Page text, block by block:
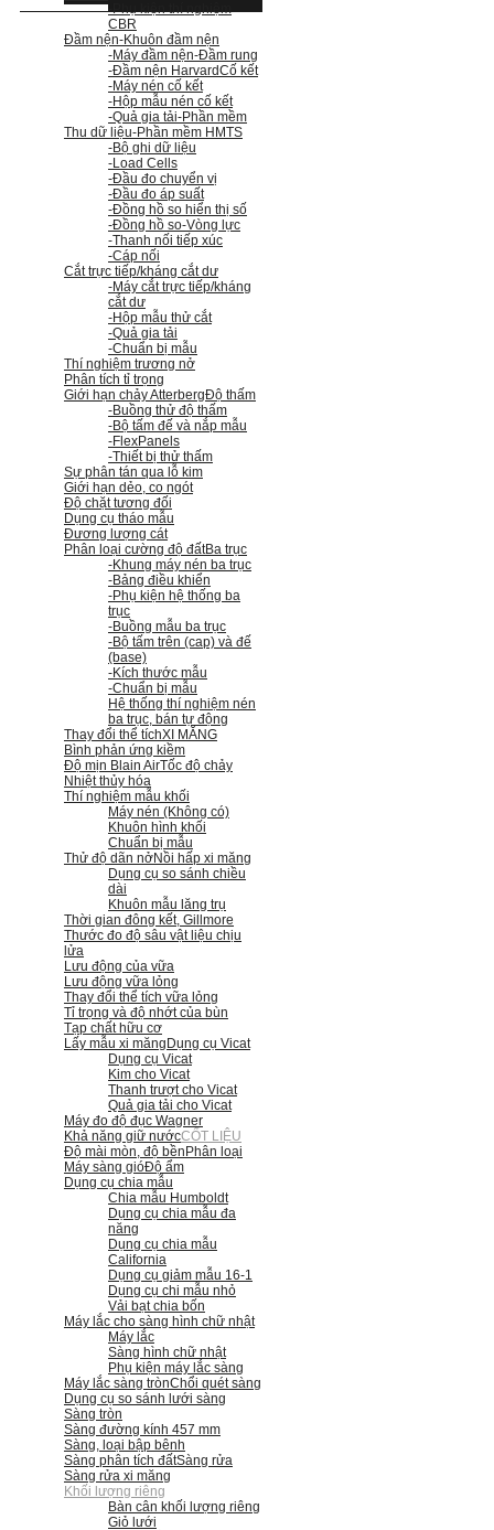
-Phụ kiện thí nghiệm
CBR
Đầm nện-Khuôn đầm nện
-Máy đầm nện-Đầm rung
-Đầm nện HarvardCố kết
-Máy nén cố kết
-Hộp mẫu nén cố kết
-Quả gia tải-Phần mềm
Thu dữ liệu-Phần mềm HMTS
-Bộ ghi dữ liệu
-Load Cells
-Đầu đo chuyển vị
-Đầu đo áp suất
-Đồng hồ so hiển thị số
-Đồng hồ so-Vòng lực
-Thanh nối tiếp xúc
-Cáp nối
Cắt trực tiếp/kháng cắt dư
-Máy cắt trực tiếp/kháng
cắt dư
-Hộp mẫu thử cắt
-Quả gia tải
-Chuẩn bị mẫu
Thí nghiệm trương nở
Phân tích tỉ trọng
Giới hạn chảy AtterbergĐộ thấm
-Buồng thử độ thấm
-Bộ tấm đế và nắp mẫu
-FlexPanels
-Thiết bị thử thấm
Sự phân tán qua lỗ kim
Giới hạn dẻo, co ngót
Độ chặt tương đối
Dụng cụ tháo mẫu
Đương lượng cát
Phân loại cường độ đấtBa trục
-Khung máy nén ba trục
-Bảng điều khiển
-Phụ kiện hệ thống ba
trục
-Buồng mẫu ba trục
-Bộ tấm trên (cap) và đế
(base)
-Kích thước mẫu
-Chuẩn bị mẫu
Hệ thống thí nghiệm nén
ba trục, bán tự động
Thay đổi thể tíchXI MĂNG
Bình phản ứng kiềm
Độ mịn Blain AirTốc độ chảy
Nhiệt thủy hóa
Thí nghiệm mẫu khối
Máy nén (Không có)
Khuôn hình khối
Chuẩn bị mẫu
Thử độ dãn nởNồi hấp xi măng
Dụng cụ so sánh chiều
dài
Khuôn mẫu lăng trụ
Thời gian đông kết, Gillmore
Thước đo độ sâu vật liệu chịu
lửa
Lưu động của vữa
Lưu động vữa lỏng
Thay đổi thể tích vữa lỏng
Tỉ trọng và độ nhớt của bùn
Tạp chất hữu cơ
Lấy mẫu xi măng Dụng cụ Vicat
Dụng cụ Vicat
Kim cho Vicat
Thanh trượt cho Vicat
Quả gia tải cho Vicat
Máy đo độ đục Wagner
Khả năng giữ nướcCỐT LIỆU
Độ mài mòn, độ bền Phân loại
Máy sàng gióĐộ ẩm
Dụng cụ chia mẫu
Chia mẫu Humboldt
Dụng cụ chia mẫu đa
năng
Dụng cụ chia mẫu
California
Dụng cụ giảm mẫu 16-1
Dụng cụ chi mẫu nhỏ
Vải bạt chia bốn
Máy lắc cho sàng hình chữ nhật
Máy lắc
Sàng hình chữ nhật
Phụ kiện máy lắc sàng
Máy lắc sàng trònChổi quét sàng
Dụng cụ so sánh lưới sàng
Sàng tròn
Sàng đường kính 457 mm
Sàng, loại bập bênh
Sàng phân tích đấtSàng rửa
Sàng rửa xi măng
Khối lượng riêng
Bàn cân khối lượng riêng
Giỏ lưới